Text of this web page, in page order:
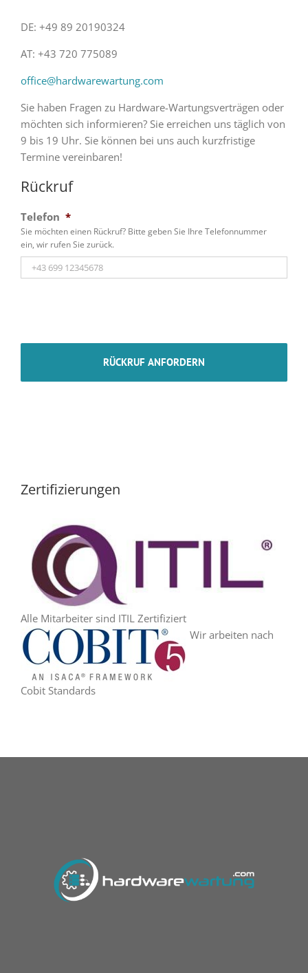
DE: +49 89 20190324
AT: +43 720 775089
office@hardwarewartung.com
Sie haben Fragen zu Hardware-Wartungsverträgen oder
möchten sich informieren? Sie erreichen uns täglich von
9 bis 19 Uhr. Sie können bei uns auch kurzfristige
Termine vereinbaren!
Rückruf
Telefon *
Sie möchten einen Rückruf? Bitte geben Sie Ihre Telefonnummer
ein, wir rufen Sie zurück.
Zertifizierungen
Alle Mitarbeiter sind ITIL Zertifiziert
Wir arbeiten nach
Cobit Standards